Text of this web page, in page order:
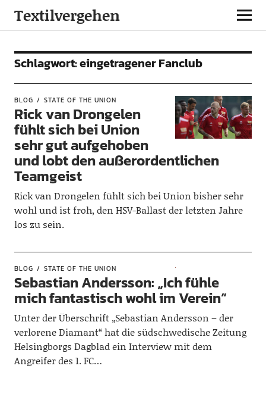
Textilvergehen
Schlagwort:eingetragener Fanclub
BLOG STATE OF THE UNION
Rick van Drongelen
fühlt sich bei Union
sehr gut aufgehoben
und lobt den außerordentlichen
Teamgeist
Rick van Drongelen fühlt sich bei Union bisher sehr
wohl und ist froh, den HSV-Ballast der letzten Jahre
los zu sein.
BLOG STATE OF THE UNION
Sebastian Andersson: „Ich fühle
mich fantastisch wohl im Verein“
Unter der Überschrift „Sebastian Andersson – der
verlorene Diamant“ hat die südschwedische Zeitung
Helsingborgs Dagblad ein Interview mit dem
Angreifer des 1. FC…